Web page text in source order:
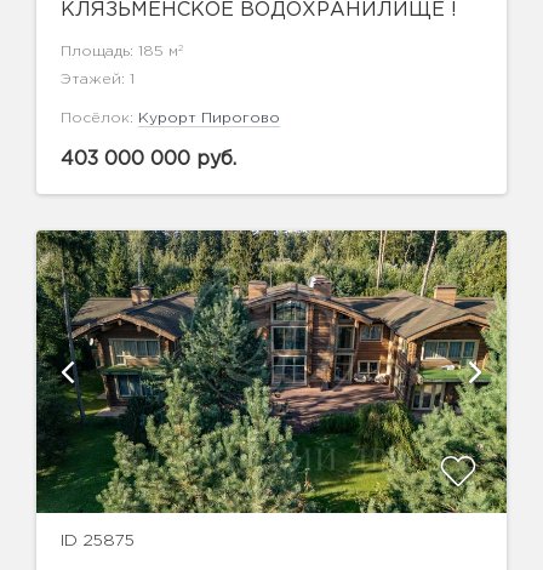
КЛЯЗЬМЕНСКОЕ ВОДОХРАНИЛИЩЕ !
Площадь: 185 м 2
Этажей: 1
Посёлок: Курорт Пирогово
403 000 000 руб.
ID 25875